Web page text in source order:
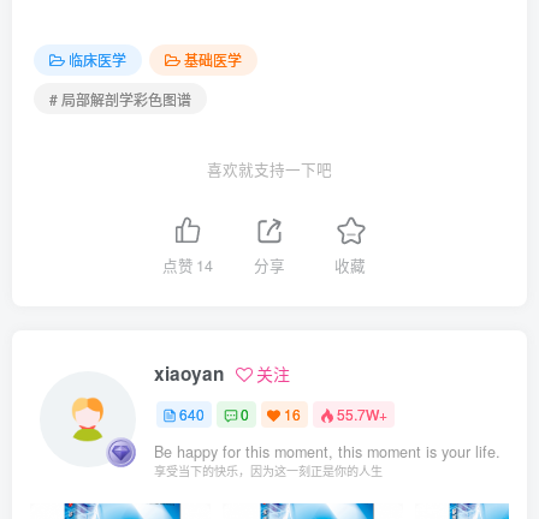
临床医学
基础医学
# 局部解剖学彩色图谱
喜欢就支持一下吧
点赞 14 分享 收藏
xiaoyan 关注
640 0 16 55.7W+
Be happy for this moment, this moment is your life.
享受当下的快乐，因为这一刻正是你的人生